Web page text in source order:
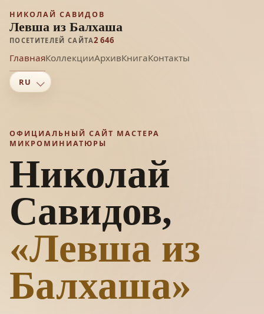
НИКОЛАЙ САВИДОВ
Левша из Балхаша
ПОСЕТИТЕЛЕЙ САЙТА2 646
ГлавнаяКоллекцииАрхивКнигаКонтакты
ОФИЦИАЛЬНЫЙ САЙТ МАСТЕРА
МИКРОМИНИАТЮРЫ
Николай
Савидов,
«Левша из
Балхаша»